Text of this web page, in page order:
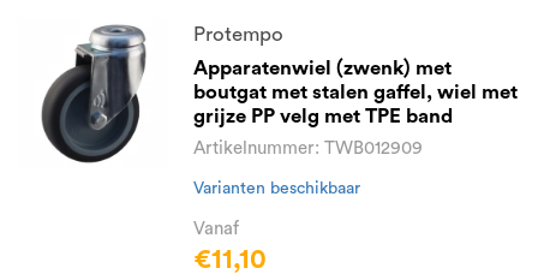
Protempo
Apparatenwiel (zwenk) met
boutgat met stalen gaffel, wiel met
grijze PP velg met TPE band
Artikelnummer: TWB012909
Varianten beschikbaar
Vanaf
€11,10